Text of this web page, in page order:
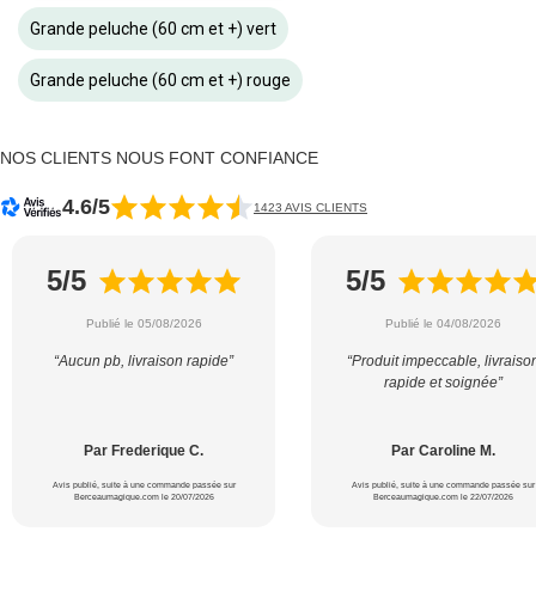
Grande peluche (60 cm et +) vert
Grande peluche (60 cm et +) rouge
NOS CLIENTS NOUS FONT CONFIANCE
4.6/5 1423 AVIS CLIENTS
5/5
Publié le 05/08/2026
“Aucun pb, livraison rapide”
Par Frederique C.
Avis publié, suite à une commande passée sur
Berceaumagique.com le 20/07/2026
5/5
Publié le 04/08/2026
“Produit impeccable,
rapide et soignée”
Par Caroline M.
Avis publié, suite à une commande passée sur
Berceaumagique.com le 22/07/2026